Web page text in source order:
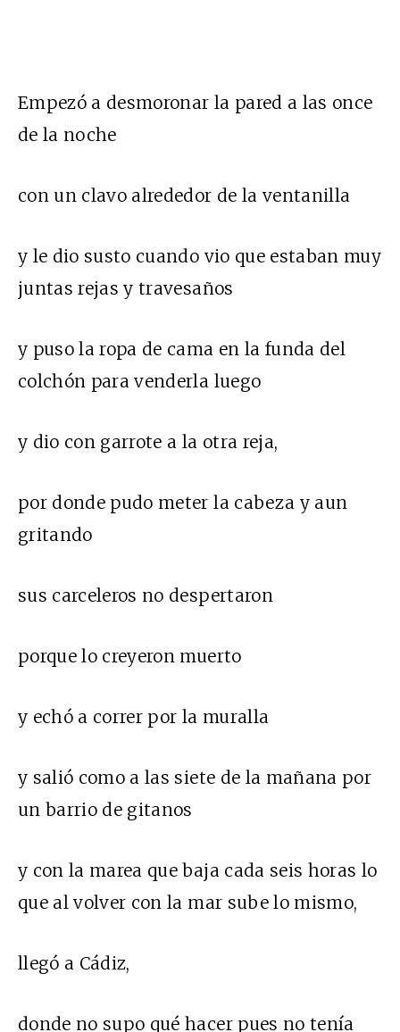
Empezó a desmoronar la pared a las once
de la noche
con un clavo alrededor de la ventanilla
y le dio susto cuando vio que estaban muy
juntas rejas y travesaños
y puso la ropa de cama en la funda del
colchón para venderla luego
y dio con garrote a la otra reja,
por donde pudo meter la cabeza y aun
gritando
sus carceleros no despertaron
porque lo creyeron muerto
y echó a correr por la muralla
y salió como a las siete de la mañana por
un barrio de gitanos
y con la marea que baja cada seis horas lo
que al volver con la mar sube lo mismo,
llegó a Cádiz,
donde no supo qué hacer pues no tenía